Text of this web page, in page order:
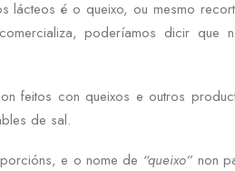
lácteos é o queixo, ou mesmo
poderíamos dicir que
feitos con queixos e outros
de sal.
e o nome de “queixo” non